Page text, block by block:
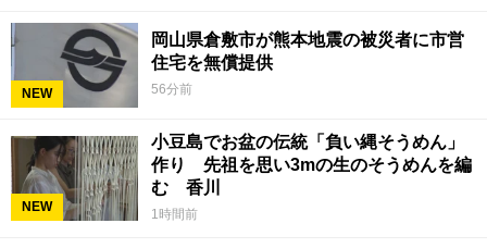
NEW
岡山県倉敷市が熊本地震の被災者に市営
住宅を無償提供
56分前
NEW
小豆島でお盆の伝統「負い縄そうめん」
作り 先祖を思い3mの生のそうめんを編
む 香川
1時間前